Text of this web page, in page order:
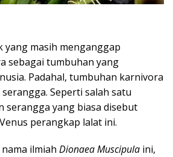
yang masih menganggap
sebagai tumbuhan yang
Padahal, tumbuhan karnivora
Seperti salah satu
serangga yang biasa disebut
perangkap lalat ini.
ilmiah Dionaea Muscipula ini,